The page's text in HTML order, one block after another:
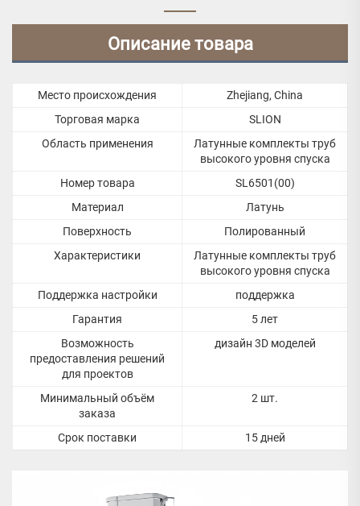
Описание товара
Место происхождения
Zhejiang, China
Торговая марка
SLION
Область применения
Латунные комплекты труб
высокого уровня спуска
Номер товара
SL6501(00)
Материал
Латунь
Поверхность
Полированный
Характеристики
Латунные комплекты труб
высокого уровня спуска
Поддержка настройки
поддержка
Гарантия
5 лет
Возможность
предоставления решений
для проектов
дизайн 3D моделей
Минимальный объём
заказа
2 шт.
Срок поставки 15 дней